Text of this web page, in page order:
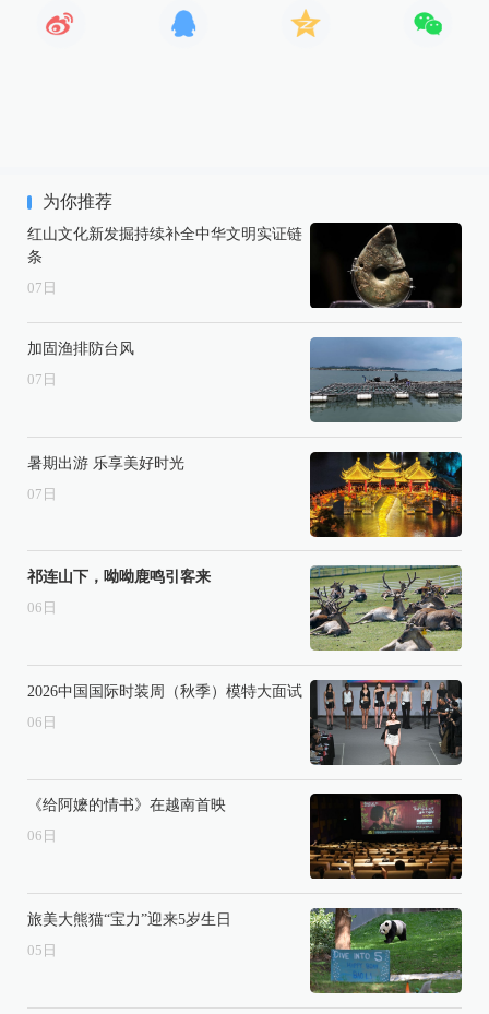
为你推荐
红山文化新发掘持续补全中华文明实证链
条
07 日
加固渔排防台风
07 日
暑期出游 乐享美好时光
07 日
祁连山下，呦呦鹿鸣引客来
06 日
2026中国国际时装周（秋季）模特大面试
06 日
《给阿嬷的情书》在越南首映
06 日
旅美大熊猫“宝力”迎来5岁生日
05 日